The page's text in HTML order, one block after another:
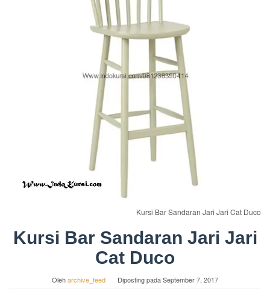
Kursi Bar Sandaran Jari Jari Cat Duco
Kursi Bar Sandaran Jari Jari
Cat Duco
Oleharchive_feed Diposting padaSeptember 7, 2017